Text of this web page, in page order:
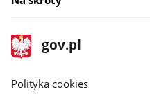
stopka
gov.pl
Strona
gov.pl
gov.pl
Polityka cookies